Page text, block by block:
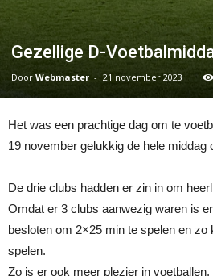
Gezellige D-
Door Webmaster - 21 november 2023
Het was een prachtige dag om te
19 november gelukkig de hele middag
De drie clubs hadden er zin in om
Omdat er 3 clubs aanwezig waren is
besloten om 2×25 min te spelen en
spelen.
Zo is er ook meer plezier in voetballen.